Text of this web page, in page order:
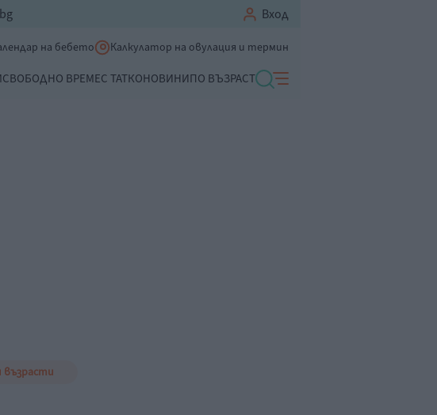
Вход
на бебето Калкулатор на овулация и термин
СВОБОДНО ВРЕМЕС ТАТКОНОВИНИПО ВЪЗРАСТ
възрасти